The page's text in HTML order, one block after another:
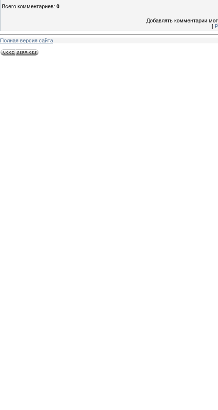
Всего комментариев: 0
Добавлять комментарии
[
Полная версия сайта